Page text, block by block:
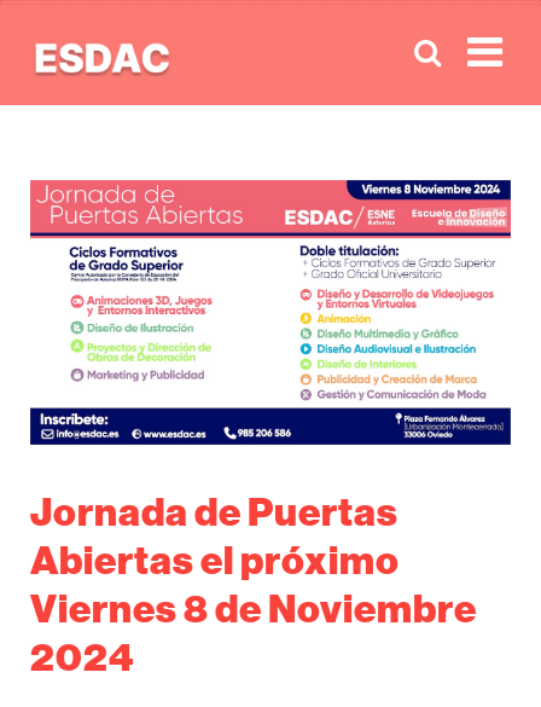
Jornada de Puertas
Abiertas el próximo
Viernes 8 de Noviembre
2024